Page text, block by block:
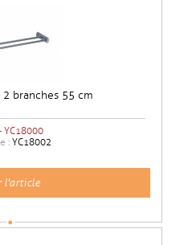
branches 55 cm
YC18000
:YC18002
l'article